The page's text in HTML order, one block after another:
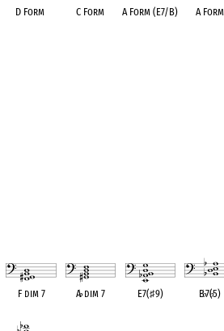
D Form C Form A Form (E7/B) A Form
F dim 7 A♭dim 7 E7(♯9) B♭7(♭5)